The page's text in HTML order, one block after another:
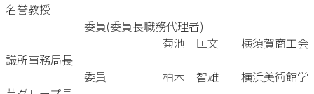
名誉教授
委員(委員長職務代理者)
菊池 匡文 横須賀商工会
議所事務局長
委員 柏木 智雄 横浜美術館学